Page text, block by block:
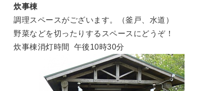
炊事棟
調理スペースがございます。（釜戸、水道）
野菜などを切ったりするスペースにどうぞ！
炊事棟消灯時間 午後10時30分